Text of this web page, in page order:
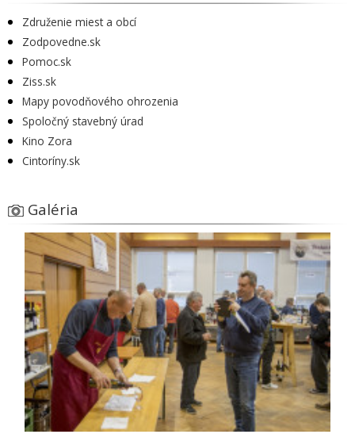
Združenie miest a obcí
Zodpovedne.sk
Pomoc.sk
Ziss.sk
Mapy povodňového ohrozenia
Spoločný stavebný úrad
Kino Zora
Cintoríny.sk
Galéria